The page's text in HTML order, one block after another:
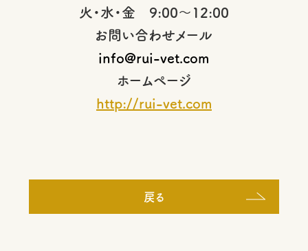
火・水・金 9:00～12:00
お問い合わせメール
info@rui-vet.com
ホームページ
http://rui-vet.com
戻る